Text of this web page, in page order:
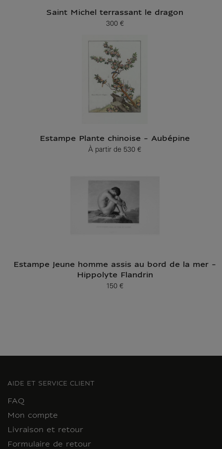
Saint Michel terrassant le dragon
Prix ​​actuel
300 €
Estampe Plante chinoise - Aubépine
À partir dePrix ​​actuel
530 €
Estampe Jeune homme assis au bord de la mer -
Hippolyte Flandrin
Prix ​​actuel
150 €
AIDE ET SERVICE CLIENT
FAQ
Mon compte
Livraison et retour
Formulaire de retour